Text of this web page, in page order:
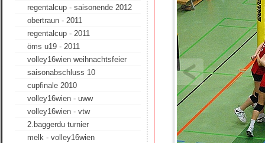
regentalcup - saisonende 2012
obertraun - 2011
regentalcup - 2011
öms u19 - 2011
volley16wien weihnachtsfeier
saisonabschluss 10
cupfinale 2010
volley16wien - uww
volley16wien - vtw
2.baggerdu turnier
melk - volley16wien